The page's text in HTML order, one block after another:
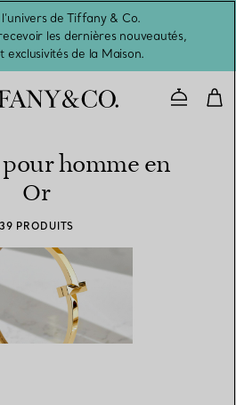
de Tiffany & Co.
les dernières nouveautés,
exclusivités de la Maison.
homme en
Or
39 PRODUITS